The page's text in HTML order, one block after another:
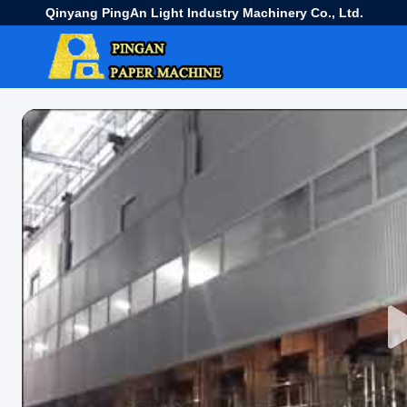
Qinyang PingAn Light Industry Machinery Co., Ltd.